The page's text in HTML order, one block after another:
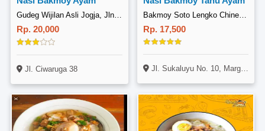
Rp. 20,000
Jl. Ciwaruga 38
Bakmoy Soto Lengko Chinese Food Mama, Sukaluyu
Rp. 17,500
Jl. Sukaluyu No. 10, Margaasih, Bandung